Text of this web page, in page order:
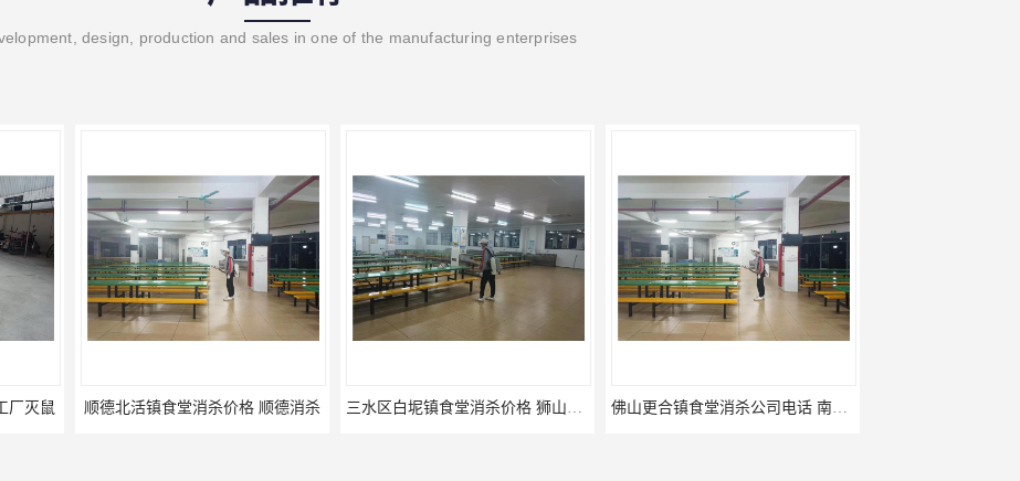
design, production and sales in one of the manufacturing enterprises
杀价格 顺德消杀 三水区白坭镇食堂消杀价格 狮山工厂灭鼠云 佛山更合镇食堂消杀公司电话 南海消杀